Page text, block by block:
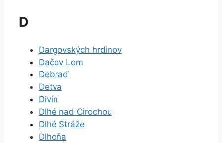
D
Dargovských hrdinov
Dačov Lom
Debraď
Detva
Divín
Dlhé nad Cirochou
Dlhé Stráže
Dlhoňa